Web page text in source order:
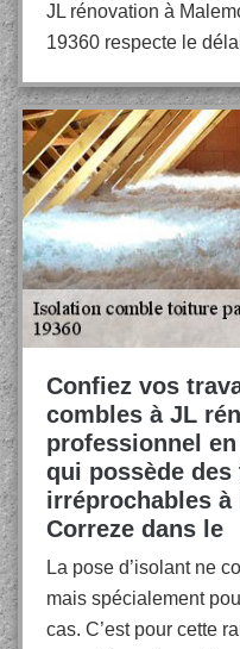
JL rénovation à
19360 respecte le
Confiez vos
combles à JL
professionnel
qui possède
irréprochables à
Correze dans le
La pose d’isolant ne
mais spécialement
cas. C’est pour cette